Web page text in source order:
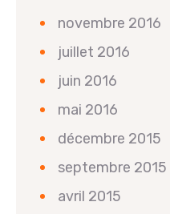
novembre 2016
juillet 2016
juin 2016
mai 2016
décembre 2015
septembre 2015
avril 2015